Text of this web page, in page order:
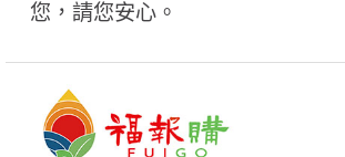
您，請您安心。